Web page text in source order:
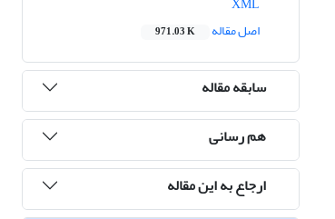
اصل مقاله
971.03 K
سابقه مقاله
هم رسانی
ارجاع به این مقاله